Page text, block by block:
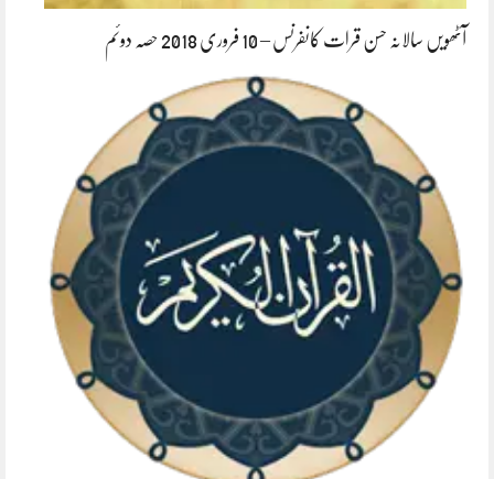
آٹھویں سالانہ حسن قرات کانفرنس – 10 فروری 2018 حصہ دوئم